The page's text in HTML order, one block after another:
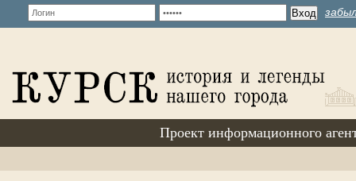
Проект информационного